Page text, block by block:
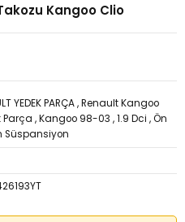
Kangoo Clio
YEDEK PARÇA ,Renault Kangoo
Parça ,Kangoo 98-03 ,1.9 Dci ,Ön
Süspansiyon